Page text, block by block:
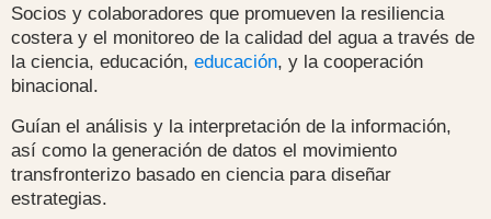
Socios y colaboradores que promueven la resiliencia
costera y el monitoreo de la calidad del agua a través de
la ciencia, educación, educación, y la cooperación
binacional.
Guían el análisis y la interpretación de la información,
así como la generación de datos el movimiento
transfronterizo basado en ciencia para diseñar
estrategias.